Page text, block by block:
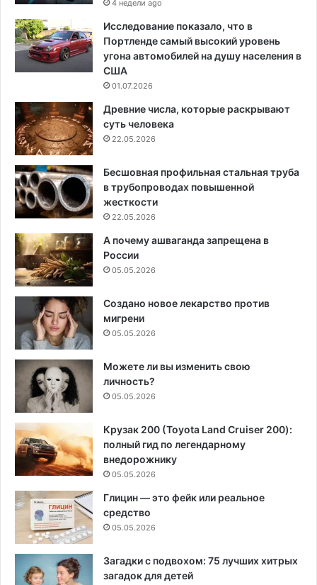
4 недели ago
Исследование показало, что в
Портленде самый высокий уровень
угона автомобилей на душу населения в
США
01.07.2026
Древние числа, которые раскрывают
суть человека
22.05.2026
Бесшовная профильная стальная труба
в трубопроводах повышенной
жесткости
22.05.2026
А почему ашваганда запрещена в
России
05.05.2026
Создано новое лекарство против
мигрени
05.05.2026
Можете ли вы изменить свою
личность?
05.05.2026
Крузак 200 (Toyota Land Cruiser 200):
полный гид по легендарному
внедорожнику
05.05.2026
Глицин — это фейк или реальное
средство
05.05.2026
Загадки с подвохом: 75 лучших хитрых
загадок для детей